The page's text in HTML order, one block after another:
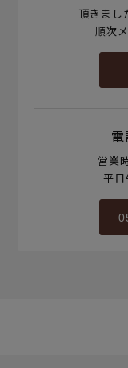
頂きまし
順次
営業
平